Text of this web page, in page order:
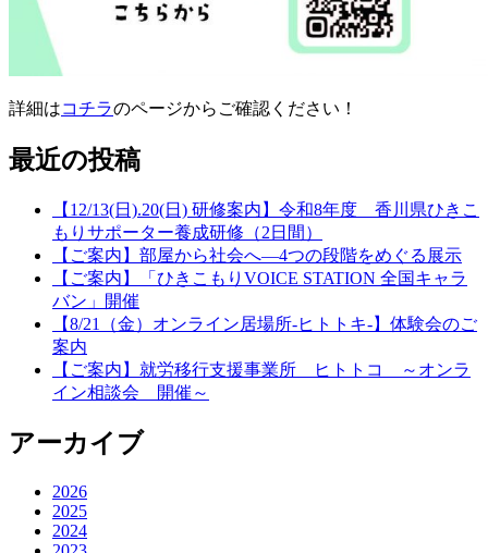
詳細はコチラのページからご確認ください！
最近の投稿
【12/13(日).20(日) 研修案内】令和8年度 香川県ひきこ
もりサポーター養成研修（2日間）
【ご案内】部屋から社会へ―4つの段階をめぐる展示
【ご案内】「ひきこもりVOICE STATION 全国キャラ
バン」開催
【8/21（金）オンライン居場所-ヒトトキ-】体験会のご
案内
【ご案内】就労移行支援事業所 ヒトトコ ～オンラ
イン相談会 開催～
アーカイブ
2026
2025
2024